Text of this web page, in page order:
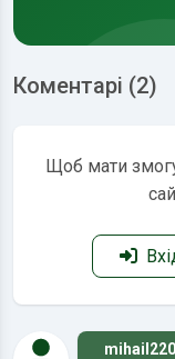
Коментарі (2)
Щоб мати